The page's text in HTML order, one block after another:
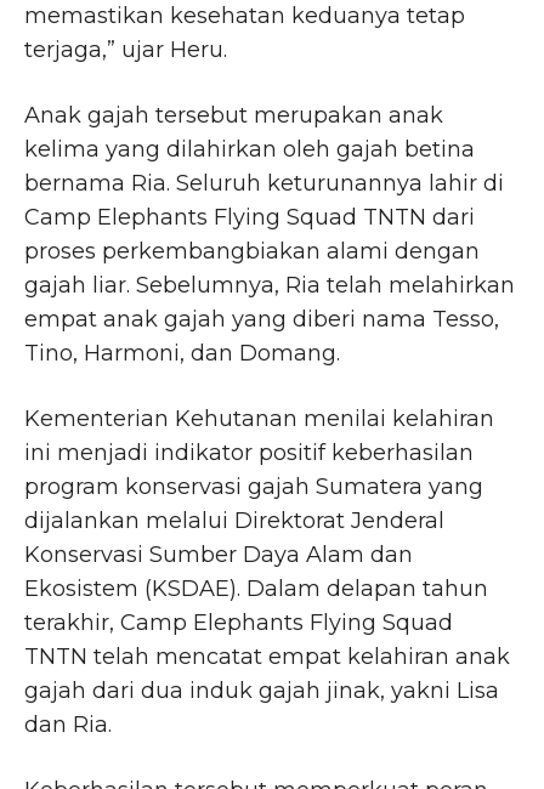
memastikan kesehatan keduanya tetap
terjaga,” ujar Heru.
Anak gajah tersebut merupakan anak
kelima yang dilahirkan oleh gajah betina
bernama Ria. Seluruh keturunannya lahir di
Camp Elephants Flying Squad TNTN dari
proses perkembangbiakan alami dengan
gajah liar. Sebelumnya, Ria telah melahirkan
empat anak gajah yang diberi nama Tesso,
Tino, Harmoni, dan Domang.
Kementerian Kehutanan menilai kelahiran
ini menjadi indikator positif keberhasilan
program konservasi gajah Sumatera yang
dijalankan melalui Direktorat Jenderal
Konservasi Sumber Daya Alam dan
Ekosistem (KSDAE). Dalam delapan tahun
terakhir, Camp Elephants Flying Squad
TNTN telah mencatat empat kelahiran anak
gajah dari dua induk gajah jinak, yakni Lisa
dan Ria.